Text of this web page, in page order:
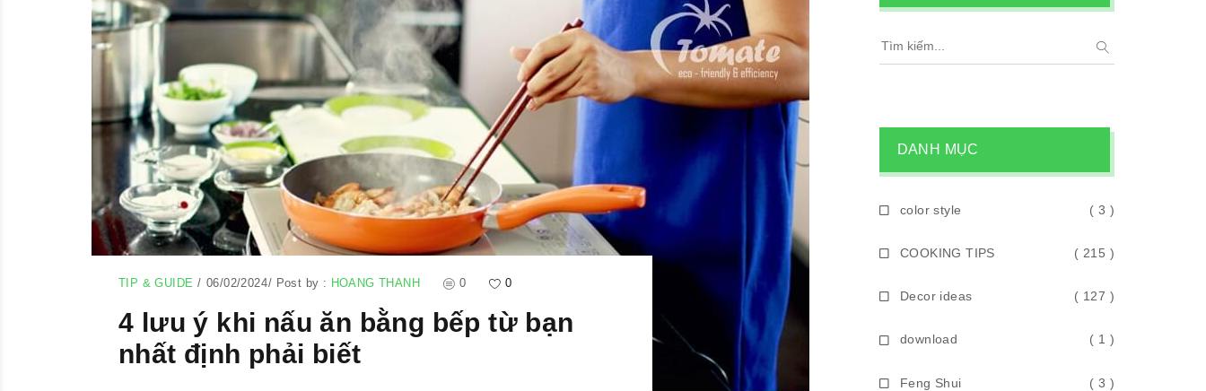
TIP & GUIDE / 06/02/2024/ Post by : HOANG THANH 0 0
4 lưu ý khi nấu ăn bằng bếp từ bạn
nhất định phải biết
DANH MỤC
color style ( 3 )
COOKING TIPS ( 215 )
Decor ideas ( 127 )
download ( 1 )
Feng Shui ( 3 )